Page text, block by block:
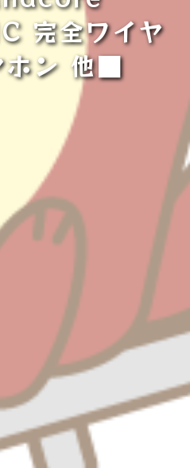
完全ワイヤ
ホン 他■